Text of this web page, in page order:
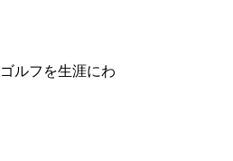
ルフを生涯にわ